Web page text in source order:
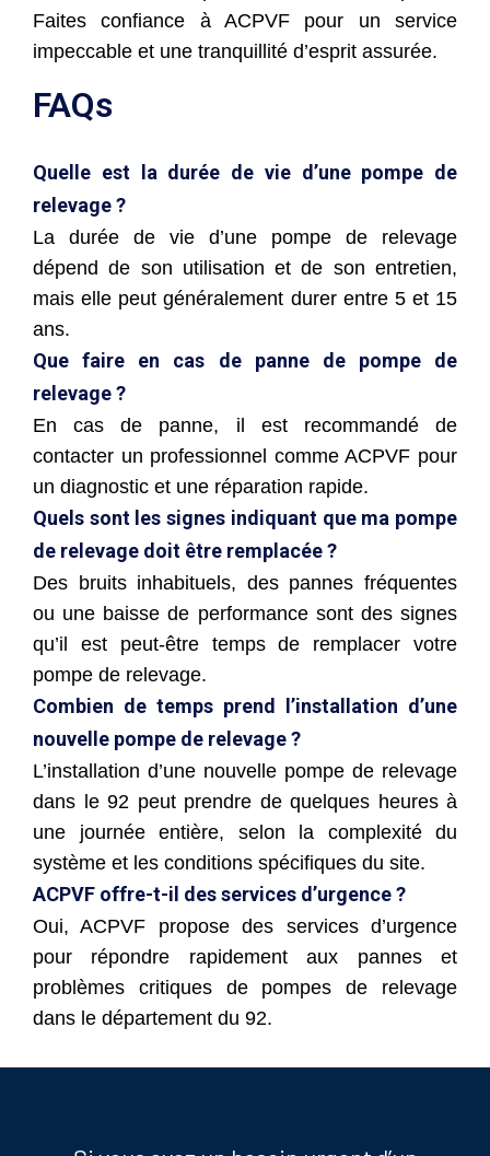
Faites confiance à ACPVF pour un service
impeccable et une tranquillité d’esprit assurée.
FAQs
Quelle est la durée de vie d’une pompe de
relevage ?
La durée de vie d’une pompe de relevage
dépend de son utilisation et de son entretien,
mais elle peut généralement durer entre 5 et 15
ans.
Que faire en cas de panne de pompe de
relevage ?
En cas de panne, il est recommandé de
contacter un professionnel comme ACPVF pour
un diagnostic et une réparation rapide.
Quels sont les signes indiquant que ma pompe
de relevage doit être remplacée ?
Des bruits inhabituels, des pannes fréquentes
ou une baisse de performance sont des signes
qu’il est peut-être temps de remplacer votre
pompe de relevage.
Combien de temps prend l’installation d’une
nouvelle pompe de relevage ?
L’installation d’une nouvelle pompe de relevage
dans le 92 peut prendre de quelques heures à
une journée entière, selon la complexité du
système et les conditions spécifiques du site.
ACPVF offre-t-il des services d’urgence ?
Oui, ACPVF propose des services d’urgence
pour répondre rapidement aux pannes et
problèmes critiques de pompes de relevage
dans le département du 92.